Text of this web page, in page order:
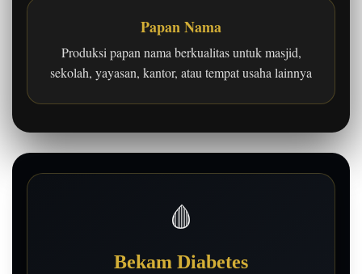
Papan Nama
Produksi papan nama berkualitas untuk masjid,
sekolah, yayasan, kantor, atau tempat usaha lainnya
🩸
Bekam Diabetes